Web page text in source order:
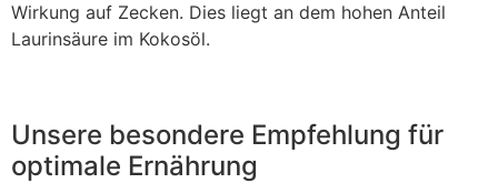
Wirkung auf Zecken. Dies liegt an dem hohen Anteil
Laurinsäure im Kokosöl.
Unsere besondere Empfehlung für
optimale Ernährung